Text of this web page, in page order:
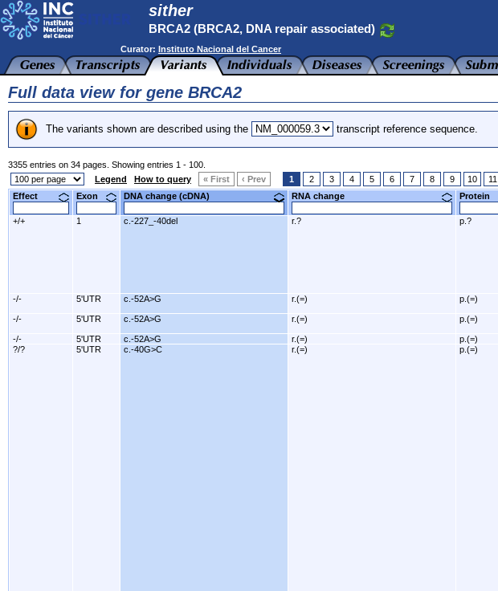
sither
BRCA2 (BRCA2, DNA repair associated)
Curator: Instituto Nacional del Cancer
Full data view for gene BRCA2
The variants shown are described using the transcript reference sequence.
3355 entries on 34 pages. Showing entries 1 - 100.
Legend
How to query « First ‹ Prev 1 2 3 4 5 6 7 8 9 10 11
Effect
Exon DNA change (cDNA) RNA change Protein
+/+ 1 c.-227_-40del r.? p.?
-/- 5'UTR c.-52A>G r.(=) p.(=)
-/- 5'UTR c.-52A>G r.(=) p.(=)
-/- 5'UTR c.-52A>G r.(=) p.(=)
?/?
5'UTR c.-40G>C r.(=) p.(=)